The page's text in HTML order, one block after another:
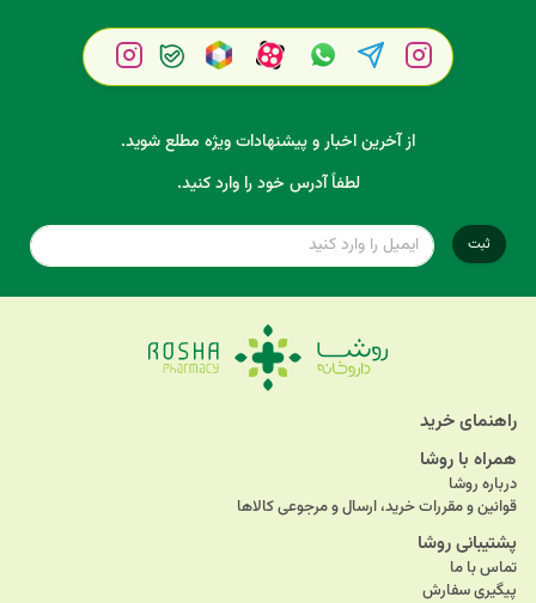
از آخرین اخبار و پیشنهادات ویژه مطلع شوید.
لطفاً آدرس خود را وارد کنید.
ثبت
راهنمای خرید
همراه با روشا
درباره روشا
قوانین و مقررات خرید، ارسال و مرجوعی کالاها
پشتیبانی روشا
تماس با ما
پیگیری سفارش